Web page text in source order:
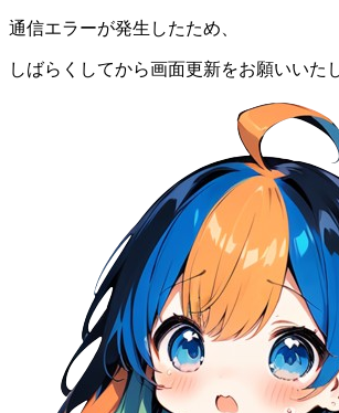
通信エラーが発生したため、
しばらくしてから画面更新をお願いいた